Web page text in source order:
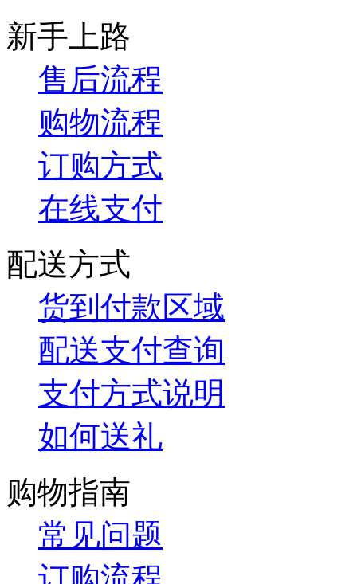
新手上路
售后流程
购物流程
订购方式
在线支付
配送方式
货到付款区域
配送支付查询
支付方式说明
如何送礼
购物指南
常见问题